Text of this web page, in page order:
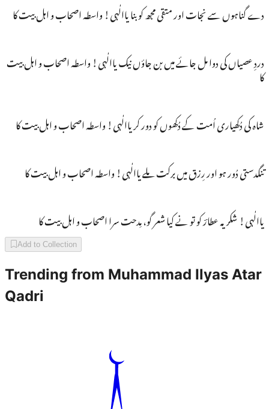
دے گناہوں سے نجات اور متقی مجھ کو بنا یاالٰہی! واسطہ اصحاب و اہل بیت کا
دردِ عصیاں کی دوا مل جائے میں بن جاؤں نیک یاالٰہی! واسطہ اصحاب و اہل بیت
کا
شاہ کی دُکھیاری اُمت کے دُکھوں کو دور کر یاالٰہی! واسطہ اصحاب و اہل بیت کا
تنگدستی دُور ہو اور رِزق میں برکت ملے یاالٰہی! واسطہ اصحاب و اہل بیت کا
یاالٰہی! شکریہ عطارؔ کو تو نے کیا شعر گو، مِدحت سرا اصحاب و اہل بیت کا
Add to Collection
Trending from Muhammad Ilyas Atar
Qadri